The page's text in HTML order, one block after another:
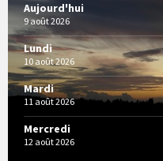
Aujourd'hui
9 août 2026
Lundi
10 août 2026
Mardi
11 août 2026
Mercredi
12 août 2026